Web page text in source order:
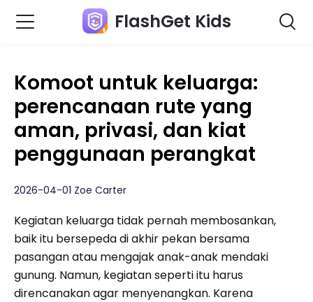
FlashGet Kids
Komoot untuk keluarga:
perencanaan rute yang
aman, privasi, dan kiat
penggunaan perangkat
2026-04-01 Zoe Carter
Kegiatan keluarga tidak pernah membosankan,
baik itu bersepeda di akhir pekan bersama
pasangan atau mengajak anak-anak mendaki
gunung. Namun, kegiatan seperti itu harus
direncanakan agar menyenangkan. Karena